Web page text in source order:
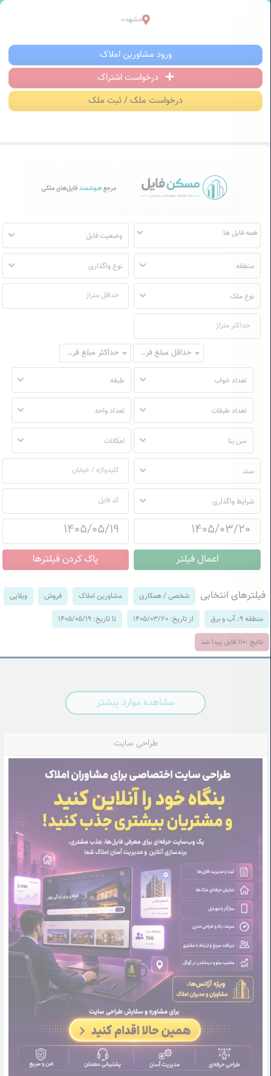
مسکن فایل | خرید، فروش، رهن و اجاره
مشهد
ورود مشاورین املاک
درخواست اشتراک
درخواست ملک / ثبت ملک
منوی
وضعیت فایل
منطقه نوع واگذاری
نوع ملک
حداقل مبلغ فروش حداکثر مبلغ فروش
تعداد خواب طبقه
تعداد طبقات تعداد واحد
سن بنا امکانات
سند
شرایط واگذاری
فیلترهای انتخابی شخصی / همکاری مشاورین املاک فروش ویلایی
منطقه 9: آب و برق از تاریخ: 1405/03/20 تا تاریخ: 1405/05/19
نتایج :110 فایل پیدا شد
مشاهده موارد بیشتر
طراحی سایت